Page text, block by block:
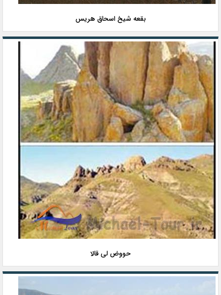
بقعه شیخ اسحاق هریس
حووض لی قالا